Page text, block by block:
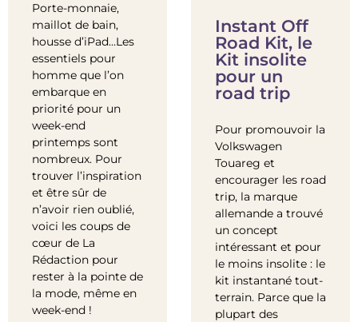
Porte-monnaie,
maillot de bain,
housse d’iPad…Les
essentiels pour
homme que l’on
embarque en
priorité pour un
week-end
printemps sont
nombreux. Pour
trouver l’inspiration
et être sûr de
n’avoir rien oublié,
voici les coups de
cœur de La
Rédaction pour
rester à la pointe de
la mode, même en
week-end !
Instant Off
Road Kit, le
Kit insolite
pour un
road trip
Pour promouvoir la
Volkswagen
Touareg et
encourager les road
trip, la marque
allemande a trouvé
un concept
intéressant et pour
le moins insolite : le
kit instantané tout-
terrain. Parce que la
plupart des